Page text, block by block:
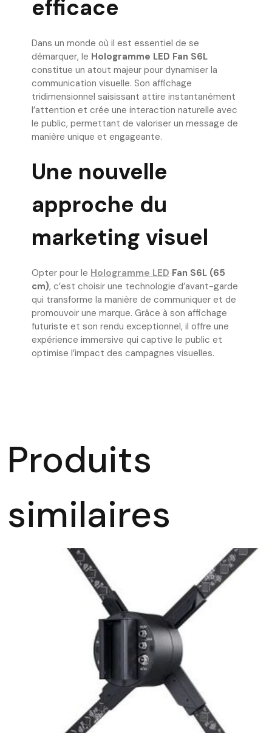
efficace
Dans un monde où il est essentiel de se
démarquer, le Hologramme LED Fan S6L
constitue un atout majeur pour dynamiser la
communication visuelle. Son affichage
tridimensionnel saisissant attire instantanément
l’attention et crée une interaction naturelle avec
le public, permettant de valoriser un message de
manière unique et engageante.
Une nouvelle
approche du
marketing visuel
Opter pour le Hologramme LED Fan S6L (65
cm), c’est choisir une technologie d’avant-garde
qui transforme la manière de communiquer et de
promouvoir une marque. Grâce à son affichage
futuriste et son rendu exceptionnel, il offre une
expérience immersive qui captive le public et
optimise l’impact des campagnes visuelles.
Produits
similaires